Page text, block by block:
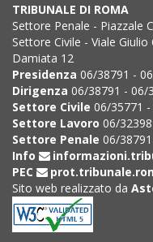
TRIBUNALE DI ROMA
Settore Penale - Piazzale
Settore Civile - Viale
Damiata 12
Presidenza 06/38791 -
Dirigenza 06/38791 - 06/
Settore Civile 06/35771 -
Settore Lavoro 06/
Settore Penale 06/
Info
PEC
Sito web realizzato da